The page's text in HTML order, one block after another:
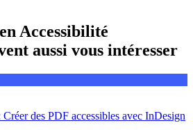
Accessibilité
aussi vous intéresser
des PDF accessibles avec InDesign